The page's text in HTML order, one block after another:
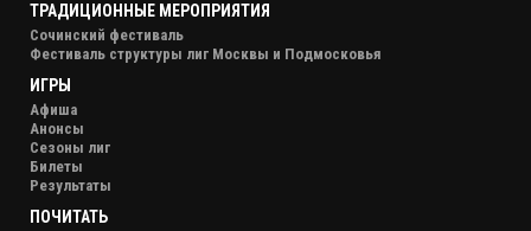
ТРАДИЦИОННЫЕ МЕРОПРИЯТИЯ
Сочинский фестиваль
Фестиваль структуры лиг Москвы и Подмосковья
ИГРЫ
Афиша
Анонсы
Сезоны лиг
Билеты
Результаты
ПОЧИТАТЬ